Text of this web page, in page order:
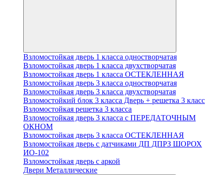
Взломостойкая дверь 1 класса одностворчатая
Взломостойкая дверь 1 класса двухстворчатая
Взломостойкая дверь 1 класса ОСТЕКЛЕННАЯ
Взломостойкая дверь 3 класса одностворчатая
Взломостойкая дверь 3 класса двухстворчатая
Взломостойкий блок 3 класса Дверь + решетка 3 класс
Взломостойкая решетка 3 класса
Взломостойкая дверь 3 класса с ПЕРЕДАТОЧНЫМ
ОКНОМ
Взломостойкая дверь 3 класса ОСТЕКЛЕННАЯ
Взломостойкая дверь с датчиками ДП ДПРЗ ШОРОХ
ИО-102
Взломостойкая дверь с аркой
Двери Металлические